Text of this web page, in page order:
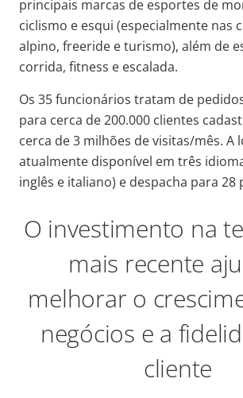
principais marcas de esportes de
ciclismo e esqui (especialmente nas
alpino, freeride e turismo), além de
corrida, fitness e escalada.
Os 35 funcionários tratam de
para cerca de 200.000 clientes
cerca de 3 milhões de visitas/mês. A
atualmente disponível em três
inglês e italiano) e despacha para 28
O investimento na
mais recente
melhorar o
negócios e a
cliente